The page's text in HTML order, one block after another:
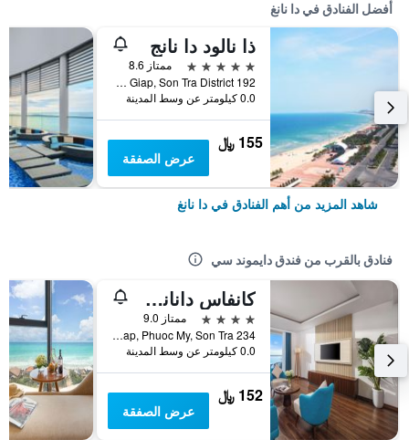
أفضل الفنادق في دا نانغ
ذا نالود دا نانج
5 نجوم
ممتاز 8.6
192 Vo Nguyen Giap, Son Tra District, دا نانغ, فيتنام
0.0 كيلومتر عن وسط المدينة
155 ﷼
عرض الصفقة
شاهد المزيد من أهم الفنادق في دا نانغ
فنادق بالقرب من فندق دايموند سي
كانفاس دانانج بيتش هوتل
4 نجوم
ممتاز 9.0
234 Vo Nguyen Giap, Phuoc My, Son Tra, دا نانغ, فيتنام
0.0 كيلومتر عن وسط المدينة
152 ﷼
عرض الصفقة